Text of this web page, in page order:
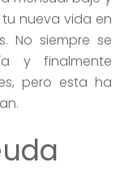
nueva vida en
No siempre se
y finalmente
pero esta ha